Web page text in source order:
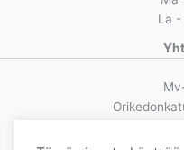
La -